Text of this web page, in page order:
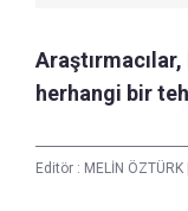
herhangi bir
Editör : MELİN ÖZTÜRK